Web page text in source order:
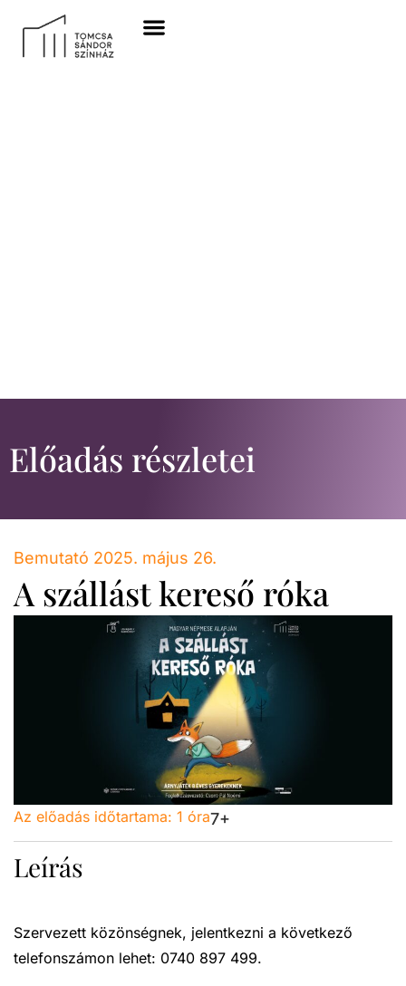
Előadás részletei
Bemutató 2025. május 26.
A szállást kereső róka
Az előadás időtartama: 1 óra7+
Leírás
Szervezett közönségnek, jelentkezni a következő
telefonszámon lehet: 0740 897 499.